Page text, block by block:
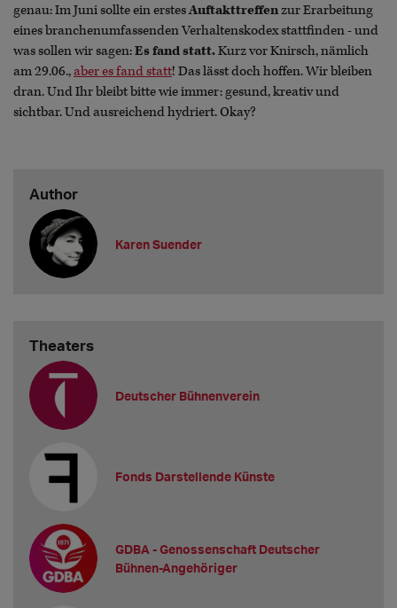
genau: Im Juni sollte ein erstesAuftakttreffenzur Erarbeitung
eines branchenumfassenden Verhaltenskodex stattfinden - und
was sollen wir sagen:Es fand statt.Kurz vor Knirsch, nämlich
am 29.06.,aber es fand statt! Das lässt doch hoffen. Wir bleiben
dran. Und Ihr bleibt bitte wie immer: gesund, kreativ und
sichtbar. Und ausreichend hydriert. Okay?
Author
Karen Suender
Theaters
Deutscher Bühnenverein
Fonds Darstellende Künste
GDBA - Genossenschaft Deutscher
Bühnen-Angehöriger